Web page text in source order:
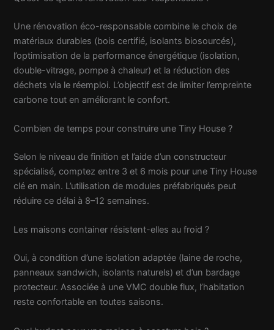
Une rénovation éco-responsable combine le choix de
matériaux durables (bois certifié, isolants biosourcés),
l’optimisation de la performance énergétique (isolation,
double-vitrage, pompe à chaleur) et la réduction des
déchets via le réemploi. L’objectif est de limiter l’empreinte
carbone tout en améliorant le confort.
Combien de temps pour construire une Tiny House ?
Selon le niveau de finition et l’aide d’un constructeur
spécialisé, comptez entre 3 et 6 mois pour une Tiny House
clé en main. L’utilisation de modules préfabriqués peut
réduire ce délai à 8–12 semaines.
Les maisons container résistent-elles au froid ?
Oui, à condition d’une isolation adaptée (laine de roche,
panneaux sandwich, isolants naturels) et d’un bardage
protecteur. Associée à une VMC double flux, l’habitation
reste confortable en toutes saisons.